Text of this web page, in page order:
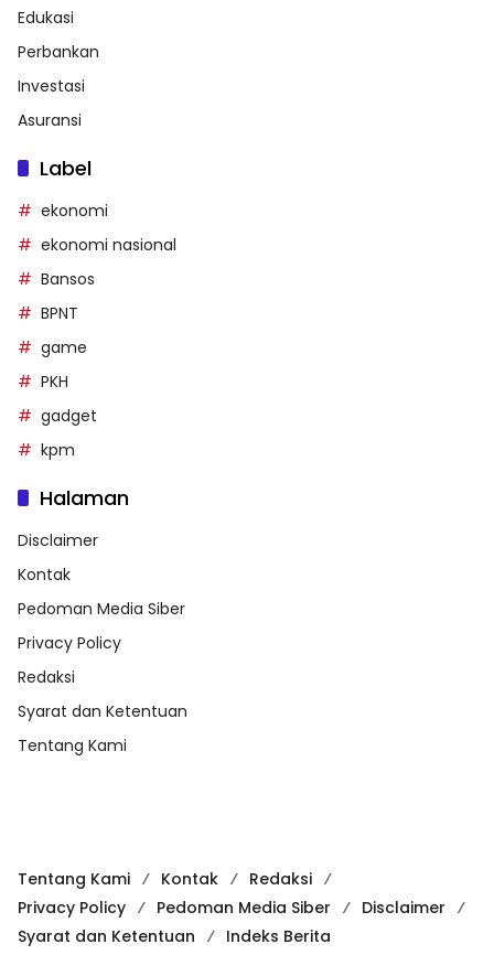
Edukasi
Perbankan
Investasi
Asuransi
Label
ekonomi
ekonomi nasional
Bansos
BPNT
game
PKH
gadget
kpm
Halaman
Disclaimer
Kontak
Pedoman Media Siber
Privacy Policy
Redaksi
Syarat dan Ketentuan
Tentang Kami
Tentang Kami Kontak
Redaksi
Privacy Policy
Pedoman Media Siber
Disclaimer
Syarat dan Ketentuan
Indeks Berita